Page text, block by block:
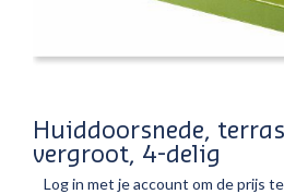
Huiddoorsnede,
vergroot, 4-delig
Log in met je account om de prijs